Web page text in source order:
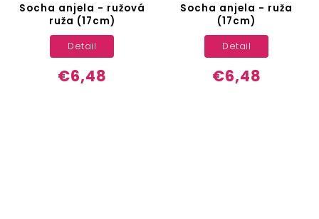
Socha anjela - ružová
ruža (17cm)
€6,48
Detail
Socha anjela - ruža
(17cm)
€6,48
Detail